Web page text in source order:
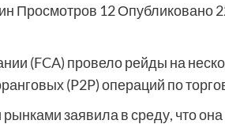
Просмотров 12 Опубликовано
(FCA) провело рейды на
(P2P) операций по
заявила в среду, что